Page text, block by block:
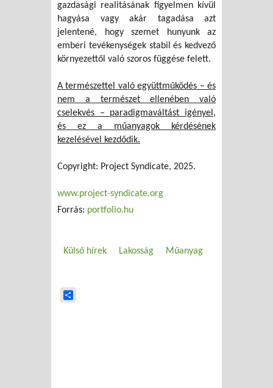
gazdasági realitásának figyelmen kívül
hagyása vagy akár tagadása azt
jelentené, hogy szemet hunyunk az
emberi tevékenységek stabil és kedvező
környezettől való szoros függése felett.
A természettel való együttműködés – és
nem a természet ellenében való
cselekvés – paradigmaváltást igényel,
és ez a műanyagok kérdésének
kezelésével kezdődik.
Copyright: Project Syndicate, 2025.
www.project-syndicate.org
Forrás: portfolio.hu
Külső hírek Lakosság Műanyag